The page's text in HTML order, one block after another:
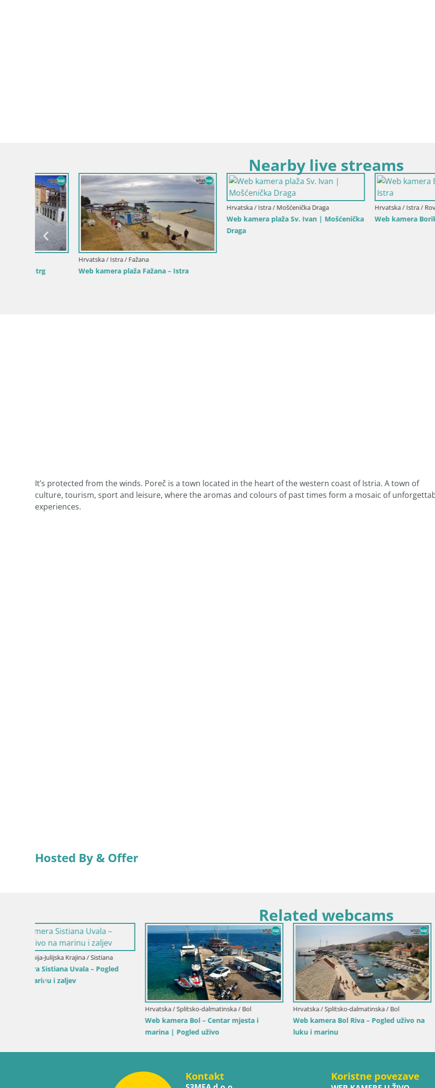
Nearby live streams
Hrvatska / Istra / Mošćenička Draga
Web kamera plaža Sv. Ivan | Mošćenička
Draga
Hrvatska / Istra / Rovinj
Web kamera Borik plaža Rovinj – Istra
It’s protected from the winds. Poreč is a town located in the heart of the western coast of Istria. A town of
culture, tourism, sport and leisure, where the aromas and colours of past times form a mosaic of
experiences.
Hosted By & Offer
Related webcams
Hrvatska / Ličko-Senjska / Prizna
Web kamera trajektna luka Prizna –
prema otoku Pag
Hrvatska / Dubrovačko-Neretvanska / Orebić
Web kamera Orebić Riva – Trajekt za
Korčulu uživo
Hrvatska / Istra / Novigrad
Novigrad | Porporela marina
Kontakt Koristne povezave